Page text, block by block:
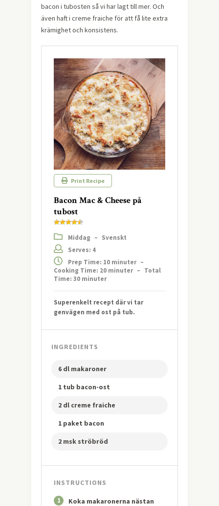
bacon i tubosten så vi har lagt till mer. Och
även haft i creme fraiche för att få lite extra
krämighet och konsistens.
Print Recipe
Bacon Mac & Cheese på
tubost
Middag – Svenskt
Serves: 4
Prep Time: 10 minuter –
Cooking Time: 20 minuter – Total
Time: 30 minuter
Superenkelt recept där vi tar
genvägen med ost på tub.
INGREDIENTS
6 dl makaroner
1 tub bacon-ost
2 dl creme fraiche
1 paket bacon
2 msk ströbröd
INSTRUCTIONS
1 Koka makaronerna nästan